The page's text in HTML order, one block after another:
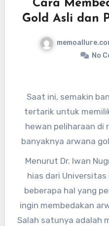
Cara
Gold Asli dan
No
Saat ini, semakin
tertarik untuk
hewan peliharaan di
banyaknya arwana
pasaran, membuat
harus lebih teliti
itu, penting
membedakan
Menurut Dr. Iwan
hias dari Universitas
beberapa hal yang
ingin membedakan
Salah satunya adalah